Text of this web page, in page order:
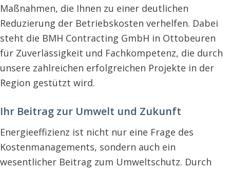
Maßnahmen, die Ihnen zu einer deutlichen
Reduzierung der Betriebskosten verhelfen. Dabei
steht die BMH Contracting GmbH in Ottobeuren
für Zuverlässigkeit und Fachkompetenz, die durch
unsere zahlreichen erfolgreichen Projekte in der
Region gestützt wird.
Ihr Beitrag zur Umwelt und Zukunft
Energieeffizienz ist nicht nur eine Frage des
Kostenmanagements, sondern auch ein
wesentlicher Beitrag zum Umweltschutz. Durch